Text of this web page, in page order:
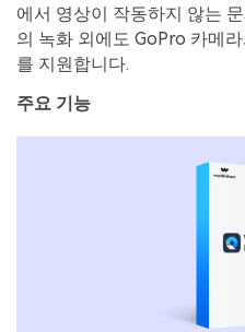
에서 영상이 작동하지 않는
의 녹화 외에도 GoPro 카메
를 지원합니다.
주요 기능